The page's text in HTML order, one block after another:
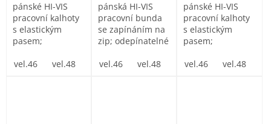
pánské HI-VIS
pracovní kalhoty
s elastickým
pasem;
vel.46
vel.48 vel.50 vel.52 vel.54 vel.56 vel.58
pánská HI-VIS
pracovní bunda
se zapínáním na
zip; odepínatelné
vel.46
vel.48 vel.50 vel.52
pánské HI-VIS
pracovní kalhoty
s elastickým
pasem;
vel.46
vel.48